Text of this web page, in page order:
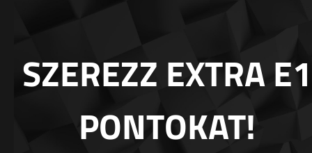
SZEREZZ EXTRA E1
PONTOKAT!